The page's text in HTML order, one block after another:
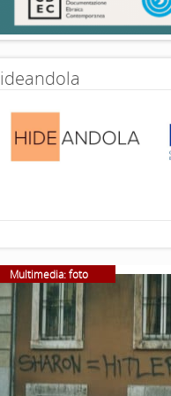
Multimedia: foto